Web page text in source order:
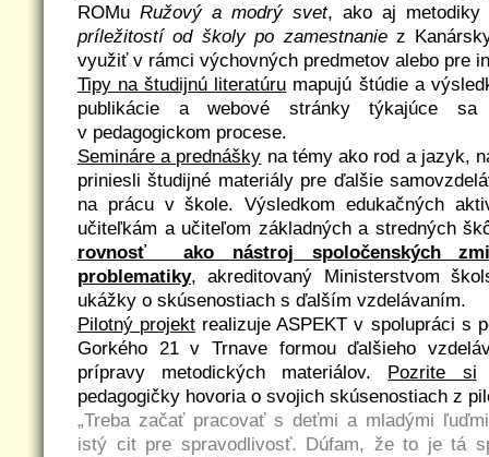
ROMu Ružový a modrý svet, ako aj
príležitostí od školy po zamestnaniez
využiť v rámci výchovných predmetov alebo pre
Tipy na študijnú literatúru mapujú štúdie a
publikácie a webové stránky týkajúce sa
v pedagogickom procese.
Semináre a prednášky na témy ako rod a jazyk,
priniesli študijné materiály pre ďalšie
na prácu v škole. Výsledkom edukačných
učiteľkám a učiteľom základných a stredných
rovnosť ako nástroj spoločenských
problematiky, akreditovaný Ministerstvom
ukážky o skúsenostiach s ďalším vzdelávaním.
Pilotný projekt realizuje ASPEKT v spolupráci s
Gorkého 21 v Trnave formou ďalšieho
prípravy metodických materiálov. Pozrite si
pedagogičky hovoria o svojich skúsenostiach z
„Treba začať pracovať s deťmi a mladými
istý cit pre spravodlivosť. Dúfam, že to je tá